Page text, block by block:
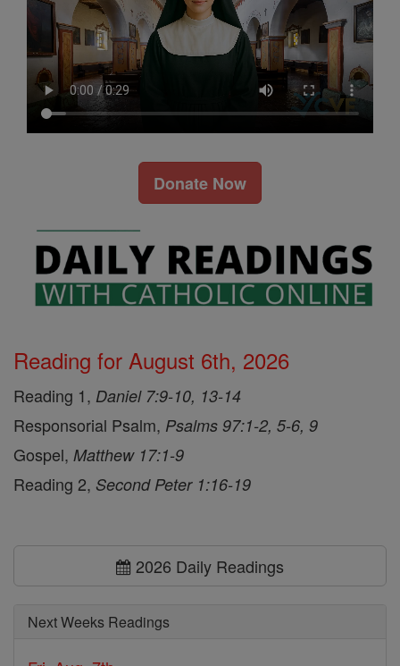
Donate Now
Reading for August 6th, 2026
Reading 1, Daniel 7:9-10, 13-14
Responsorial Psalm, Psalms 97:1-2, 5-6, 9
Gospel, Matthew 17:1-9
Reading 2, Second Peter 1:16-19
2026 Daily Readings
Next Weeks Readings